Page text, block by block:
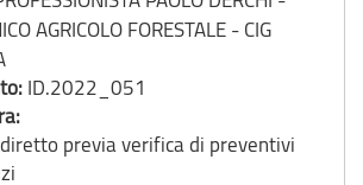
AGRICOLO FORESTALE - CIG
ID.2022_051
previa verifica di preventivi